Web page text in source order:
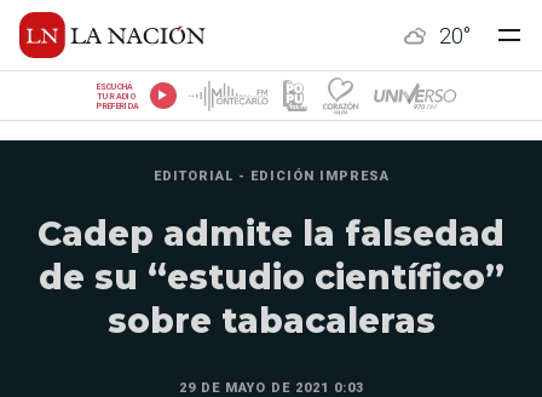
20°
ESCUCHÁ
TU RADIO
PREFERIDA
EDITORIAL - EDICIÓN IMPRESA
Cadep admite la falsedad
de su “estudio científico”
sobre tabacaleras
29 DE MAYO DE 2021 0:03